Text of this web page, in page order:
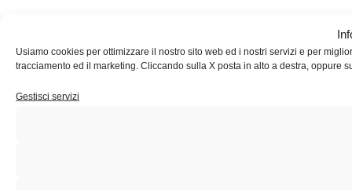
Usiamo cookies per ottimizzare il nostro sito web ed i nostri servizi e per
tracciamento ed il marketing. Cliccando sulla X posta in alto a destra,
Gestisci servizi